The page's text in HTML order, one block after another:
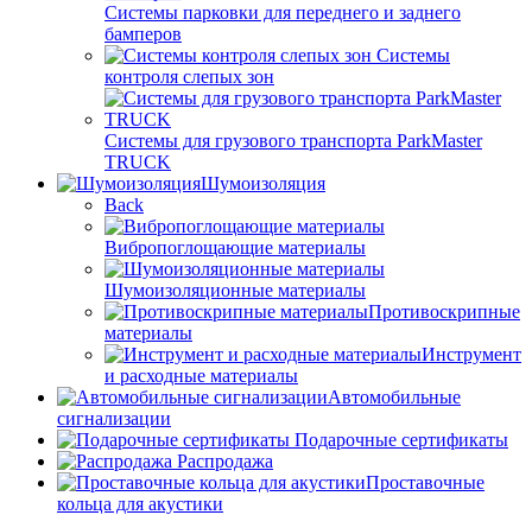
Системы парковки для переднего и заднего
бамперов
Системы
контроля слепых зон
Системы для грузового транспорта ParkMaster
TRUCK
Шумоизоляция
Back
Вибропоглощающие материалы
Шумоизоляционные материалы
Противоскрипные
материалы
Инструмент
и расходные материалы
Автомобильные
сигнализации
Подарочные сертификаты
Распродажа
Проставочные
кольца для акустики